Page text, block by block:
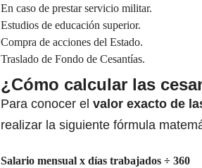
En caso de prestar servicio militar.
Estudios de educación superior.
Compra de acciones del Estado.
Traslado de Fondo de Cesantías.
¿Cómo calcular las
Para conocer el valor exacto de
realizar la siguiente fórmula
Salario mensual x días trabajados ÷ 360